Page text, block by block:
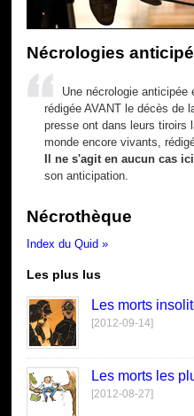
Nécrologies
Une nécrologie anticipée
rédigée AVANT le décès de
presse ont dans leurs tiroirs
monde encore vivants,
Il ne s'agit en aucun cas
son anticipation.
Nécrothèque
Index du Quid »
Les plus lus
Les morts
[2012-09-14]
Les morts les
[2012-08-27]